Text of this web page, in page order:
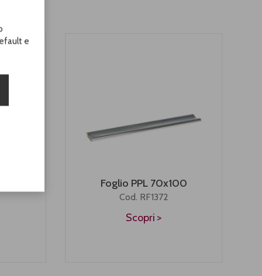
Foglio PPL 70x100
Cod. RF1372
Scopri
e